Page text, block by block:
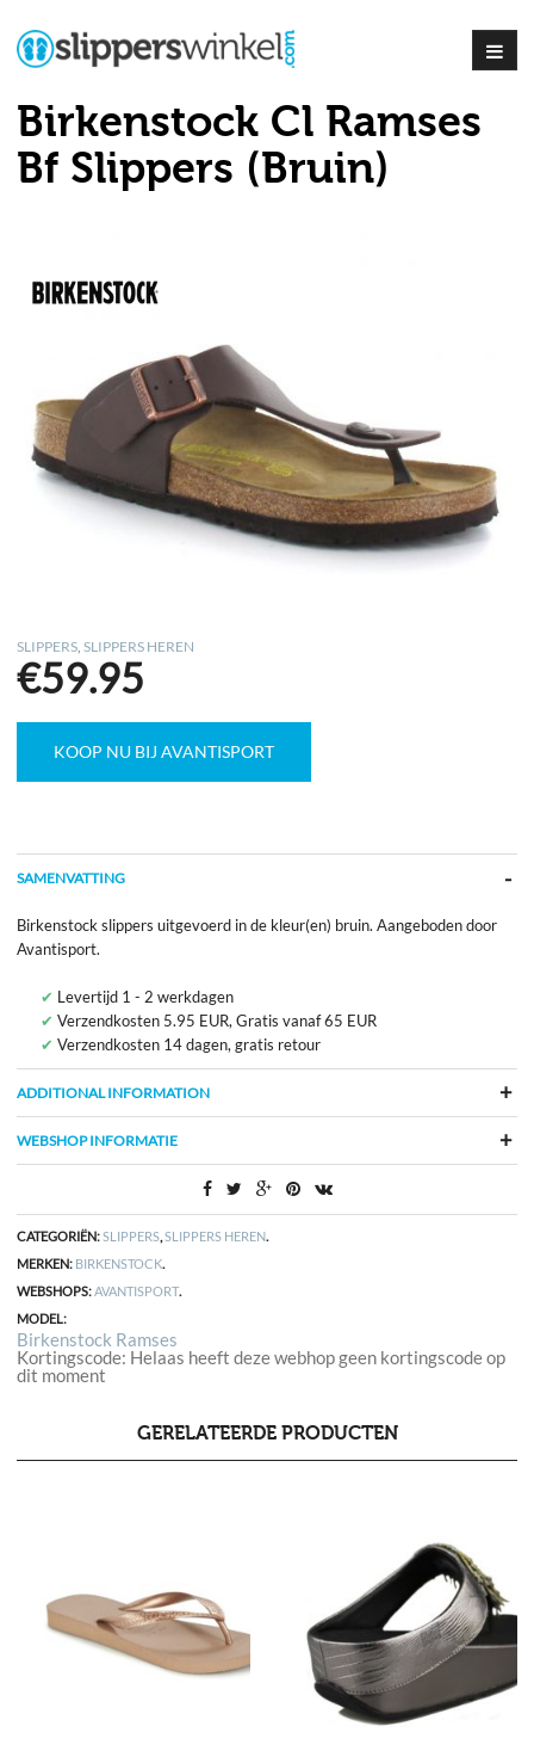
Birkenstock Cl Ramses
Bf Slippers (Bruin)
SLIPPERS ,SLIPPERS HEREN
€59.95
KOOP NU BIJ AVANTISPORT
SAMENVATTING
Birkenstock slippers uitgevoerd in de kleur(en) bruin. Aangeboden door
Avantisport.
Levertijd 1 - 2 werkdagen
Verzendkosten 5.95 EUR, Gratis vanaf 65 EUR
Verzendkosten 14 dagen, gratis retour
ADDITIONAL INFORMATION
WEBSHOP INFORMATIE
CATEGORIËN:SLIPPERS,SLIPPERS HEREN.
MERKEN: BIRKENSTOCK.
WEBSHOPS:AVANTISPORT.
MODEL:
Birkenstock Ramses
Kortingscode: Helaas heeft deze webhop geen kortingscode op
dit moment
GERELATEERDE PRODUCTEN